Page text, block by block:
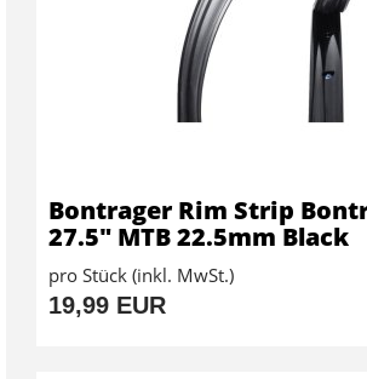
Bontrager Rim Strip
27.5" MTB 22.5mm Black
pro Stück (inkl. MwSt.)
19,99 EUR